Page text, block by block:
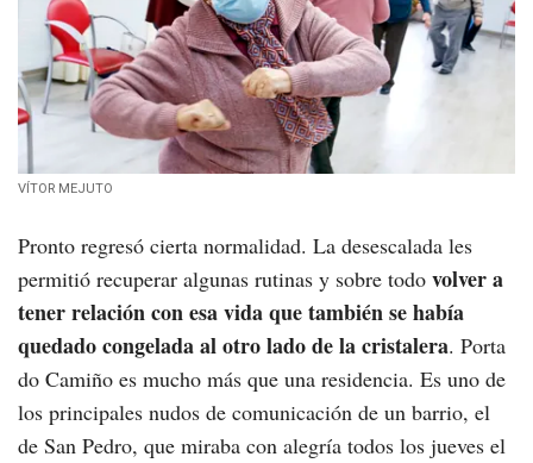
VÍTOR MEJUTO
Pronto regresó cierta normalidad. La desescalada les
permitió recuperar algunas rutinas y sobre todo volver a
tener relación con esa vida que también se había
quedado congelada al otro lado de la cristalera. Porta
do Camiño es mucho más que una residencia. Es uno de
los principales nudos de comunicación de un barrio, el
de San Pedro, que miraba con alegría todos los jueves el